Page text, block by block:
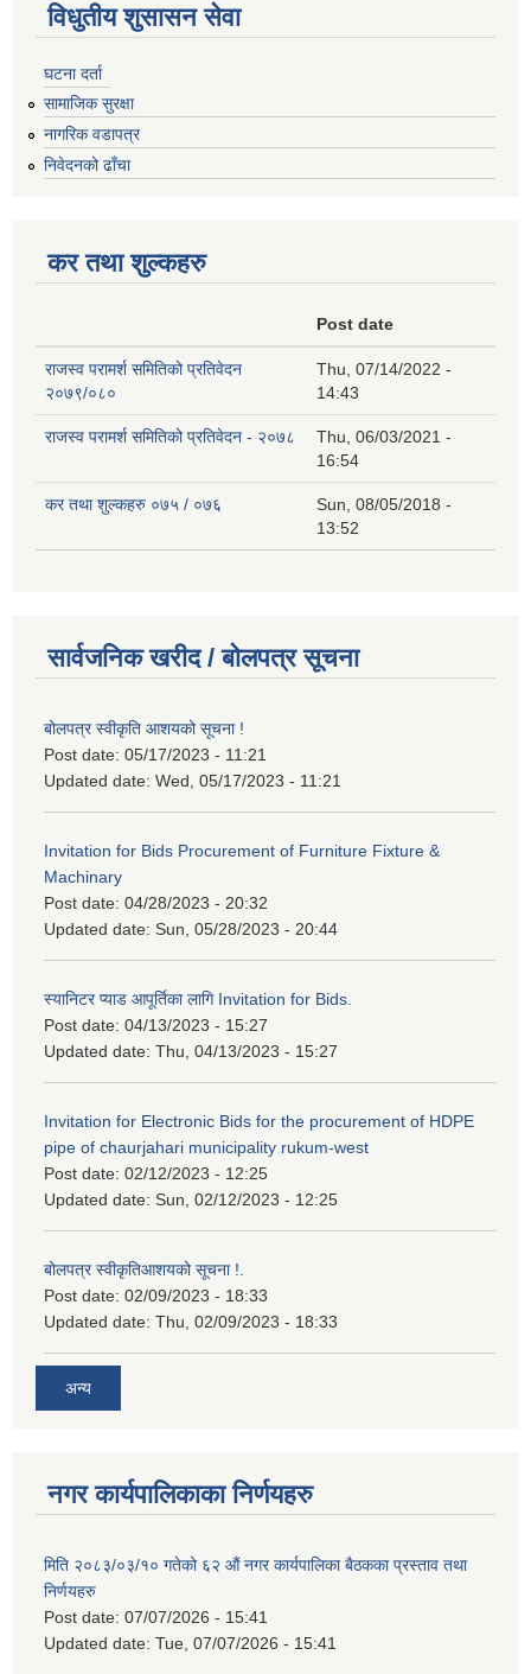
विधुतीय शुसासन सेवा
घटना दर्ता
सामाजिक सुरक्षा
नागरिक वडापत्र
निवेदनको ढाँचा
कर तथा शुल्कहरु
Post date
राजस्व परामर्श समितिको प्रतिवेदन
२०७९/०८०
Thu, 07/14/2022 -
14:43
राजस्व परामर्श समितिको प्रतिवेदन - २०७८
Thu, 06/03/2021 -
16:54
कर तथा शुल्कहरु ०७५ / ०७६
Sun, 08/05/2018 -
13:52
सार्वजनिक खरीद / बोलपत्र सूचना
बोलपत्र स्वीकृति आशयको सूचना !
Post date: 05/17/2023 - 11:21
Updated date: Wed, 05/17/2023 - 11:21
Invitation for Bids Procurement of Furniture Fixture &
Machinary
Post date: 04/28/2023 - 20:32
Updated date: Sun, 05/28/2023 - 20:44
स्यानिटर प्याड आपूर्तिका लागि Invitation for Bids.
Post date: 04/13/2023 - 15:27
Updated date: Thu, 04/13/2023 - 15:27
Invitation for Electronic Bids for the procurement of HDPE
pipe of chaurjahari municipality rukum-west
Post date: 02/12/2023 - 12:25
Updated date: Sun, 02/12/2023 - 12:25
बोलपत्र स्वीकृतिआशयको सूचना !.
Post date: 02/09/2023 - 18:33
Updated date: Thu, 02/09/2023 - 18:33
अन्य
नगर कार्यपालिकाका निर्णयहरु
मिति २०८३/०३/१० गतेको ६२ औं नगर कार्यपालिका बैठकका प्रस्ताव तथा
निर्णयहरु
Post date: 07/07/2026 - 15:41
Updated date: Tue, 07/07/2026 - 15:41